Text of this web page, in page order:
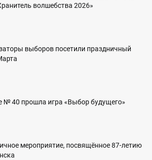
волшебства 2026»
выборов посетили праздничный
№ 40 прошла игра «Выбор будущего»
мероприятие, посвящённое 87-летию